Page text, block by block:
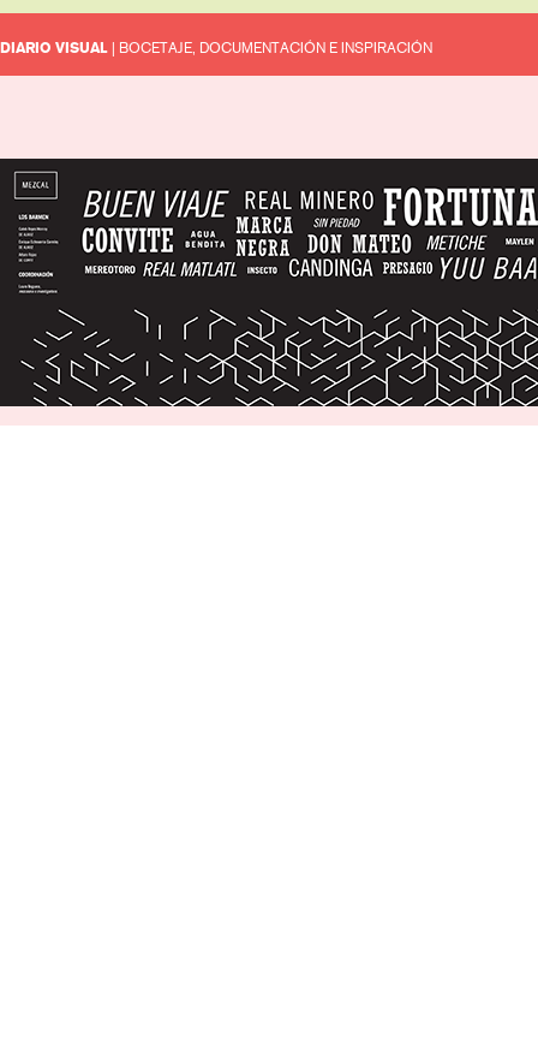
DIARIO VISUAL | BOCETAJE, DOCUMENTACIÓN E INSPIRACIÓN